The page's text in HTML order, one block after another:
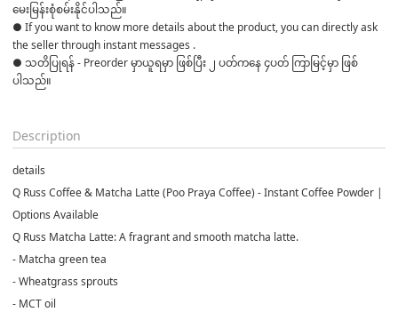
မေးမြန်းစုံစမ်းနိုင်ပါသည်။
● If you want to know more details about the product, you can directly ask
the seller through instant messages .
● သတိပြုရန် - Preorder မှာယူရမှာ ဖြစ်ပြီး ၂ ပတ်ကနေ ၄ပတ် ကြာမြင့်မှာ ဖြစ်
ပါသည်။
Description
details
Q Russ Coffee & Matcha Latte (Poo Praya Coffee) - Instant Coffee Powder |
Options Available
Q Russ Matcha Latte: A fragrant and smooth matcha latte.
- Matcha green tea
- Wheatgrass sprouts
- MCT oil